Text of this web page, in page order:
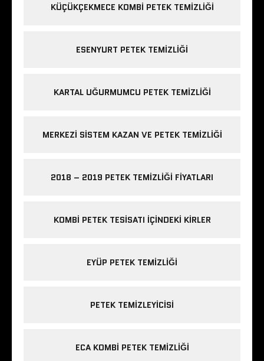
KÜÇÜKÇEKMECE KOMBI PETEK TEMIZLIĞI
ESENYURT PETEK TEMIZLIĞI
KARTAL UĞURMUMCU PETEK TEMIZLIĞI
MERKEZI SISTEM KAZAN VE PETEK TEMIZLIĞI
2018 – 2019 PETEK TEMIZLIĞI FIYATLARI
KOMBI PETEK TESISATI IÇINDEKI KIRLER
EYÜP PETEK TEMIZLIĞI
PETEK TEMIZLEYICISI
ECA KOMBI PETEK TEMIZLIĞI